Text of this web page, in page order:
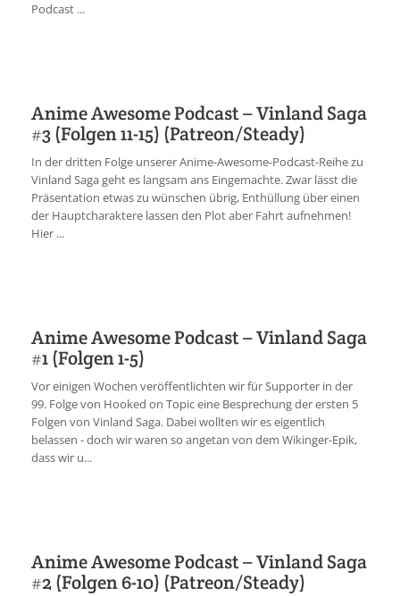
Podcast ...
Anime Awesome Podcast – Vinland Saga
#3 (Folgen 11-15) (Patreon/Steady)
In der dritten Folge unserer Anime-Awesome-Podcast-Reihe zu
Vinland Saga geht es langsam ans Eingemachte. Zwar lässt die
Präsentation etwas zu wünschen übrig, Enthüllung über einen
der Hauptcharaktere lassen den Plot aber Fahrt aufnehmen!
Hier ...
Anime Awesome Podcast – Vinland Saga
#1 (Folgen 1-5)
Vor einigen Wochen veröffentlichten wir für Supporter in der
99. Folge von Hooked on Topic eine Besprechung der ersten 5
Folgen von Vinland Saga. Dabei wollten wir es eigentlich
belassen - doch wir waren so angetan von dem Wikinger-Epik,
dass wir u...
Anime Awesome Podcast – Vinland Saga
#2 (Folgen 6-10) (Patreon/Steady)